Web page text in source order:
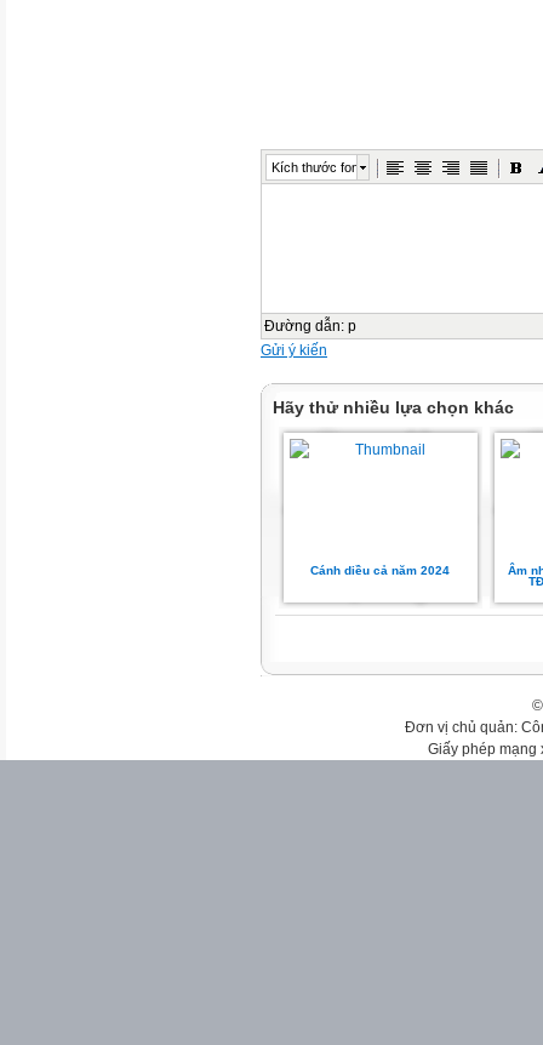
Kích thước font
Đường dẫn: p
Gửi ý kiến
Hãy thử nhiều lựa chọn khác
Cánh diều cả năm 2024
Âm
Đơn vị chủ quản:
Giấy phép mạng